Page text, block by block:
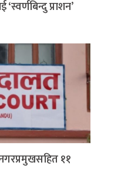
प्राशन’
११